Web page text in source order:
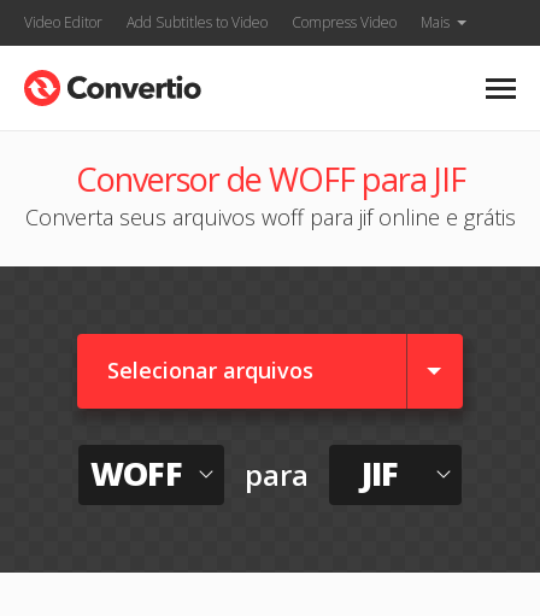
Video Editor Add Subtitles to Video Compress Video Mais
Conversor de WOFF para JIF
Converta seus arquivos woff para jif online e grátis
Selecionar arquivos
WOFF para JIF